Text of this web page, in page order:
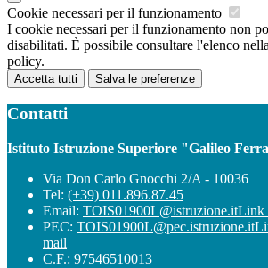
Cookie necessari per il funzionamento
I cookie necessari per il funzionamento non
disabilitati. È possibile consultare l'elenco
policy.
Accetta tutti Salva le preferenze
Contatti
Istituto Istruzione Superiore "Galileo
Via Don Carlo Gnocchi 2/A - 10036
Tel: (+39) 011.896.87.45
Email: TOIS01900L@istruzione.itLink
PEC: TOIS01900L@pec.istruzione.it
mail
C.F.: 97546510013